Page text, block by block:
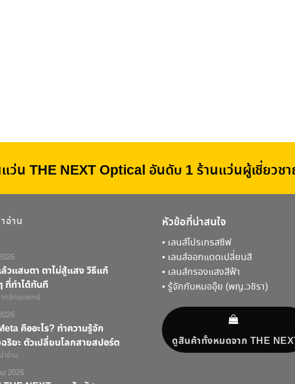
ว่น THE NEXT Optical อันดับ 1 ร้านแว่นผู้เชี่ยวช
อ่าน
วแสบตา ตาไม่สู้แสง วิธีแก้
ที่ทำได้ทันที
กจักษุแพทย์
คืออะไร? ทำความรู้จัก
ริยะ ตัวเปลี่ยนโลกสายสปอร์ต
าอ่าน
2026
หัวข้อที่น่าสนใจ
• เลนส์โปรเกรสซีฟ
• เลนส์ออกแดดเปลี่ยนสี
• เลนส์กรองแสงสีฟ้า
• รู้จักกับหมออุ๊ย (พญ.วชิรา)
ดูสินค้าทั้งหมดจาก THE